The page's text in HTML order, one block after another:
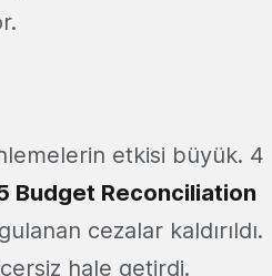
etkisi büyük. 4
Budget Reconciliation
cezalar kaldırıldı.
hale getirdi.